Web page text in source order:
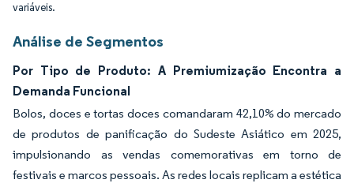
variáveis.
Análise de Segmentos
Por Tipo de Produto: A Premiumização Encontra a
Demanda Funcional
Bolos, doces e tortas doces comandaram 42,10% do mercado
de produtos de panificação do Sudeste Asiático em 2025,
impulsionando as vendas comemorativas em torno de
festivais e marcos pessoais. As redes locais replicam a estética